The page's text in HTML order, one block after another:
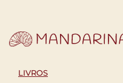
LIVROS